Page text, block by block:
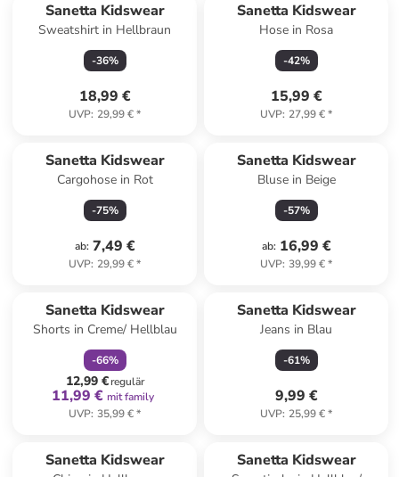
Sanetta Kidswear
Sweatshirt in Hellbraun
-36%
18,99 €
UVP: 29,99 €*
Sanetta Kidswear
Hose in Rosa
-42%
15,99 €
UVP: 27,99 €*
Sanetta Kidswear
Cargohose in Rot
-75%
ab: 7,49 €
UVP: 29,99 €*
Sanetta Kidswear
Bluse in Beige
-57%
ab: 16,99 €
UVP: 39,99 €*
Sanetta Kidswear
Shorts in Creme/ Hellblau
-66%
12,99 €regulär
11,99 € mit family
UVP: 35,99 €*
Sanetta Kidswear
Jeans in Blau
-61%
9,99 €
UVP: 25,99 €*
Sanetta Kidswear Sanetta Kidswear